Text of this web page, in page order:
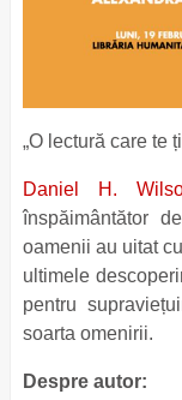
„O lectură care te
Daniel H.
înspăimântător
oamenii au uitat
ultimele
pentru
soarta omenirii.
Despre autor: